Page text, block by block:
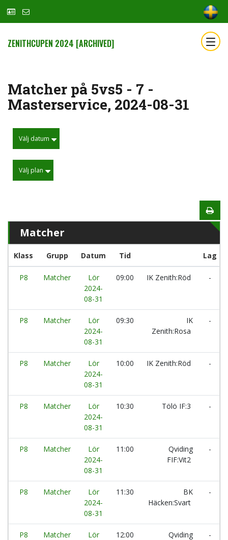
ZENITHCUPEN 2024 [ARCHIVED]
Matcher på 5vs5 - 7 -
Masterservice, 2024-08-31
Välj datum
Välj plan
Matcher
Klass Grupp Datum Tid Lag
P8 Matcher
Lör
2024-
08-31
09:00 IK Zenith:Röd -
P8 Matcher
Lör
2024-
08-31
09:30
IK
Zenith:Rosa
-
P8 Matcher
Lör
2024-
08-31
10:00 IK Zenith:Röd -
P8 Matcher
Lör
2024-
08-31
10:30 Tölö IF:3 -
P8 Matcher
Lör
2024-
08-31
11:00
Qviding
FIF:Vit2
-
P8 Matcher
Lör
2024-
08-31
11:30
BK
Häcken:Svart
-
P8 Matcher
Lör
12:00
Qviding
-